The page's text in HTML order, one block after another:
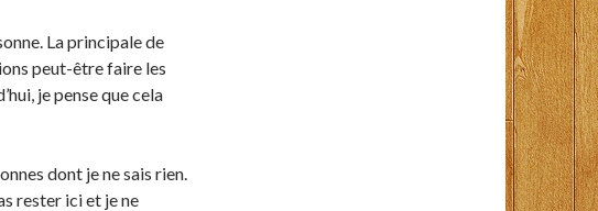
La principale de
peut-être faire les
je pense que cela
dont je ne sais rien.
rester ici et je ne